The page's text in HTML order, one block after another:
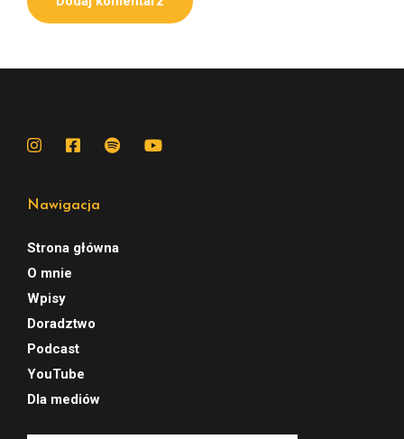
Nawigacja
Strona główna
O mnie
Wpisy
Doradztwo
Podcast
YouTube
Dla mediów